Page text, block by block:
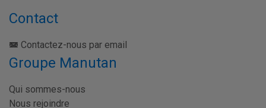
Contact
Contactez-nous par email
Groupe Manutan
Qui sommes-nous
Nous rejoindre